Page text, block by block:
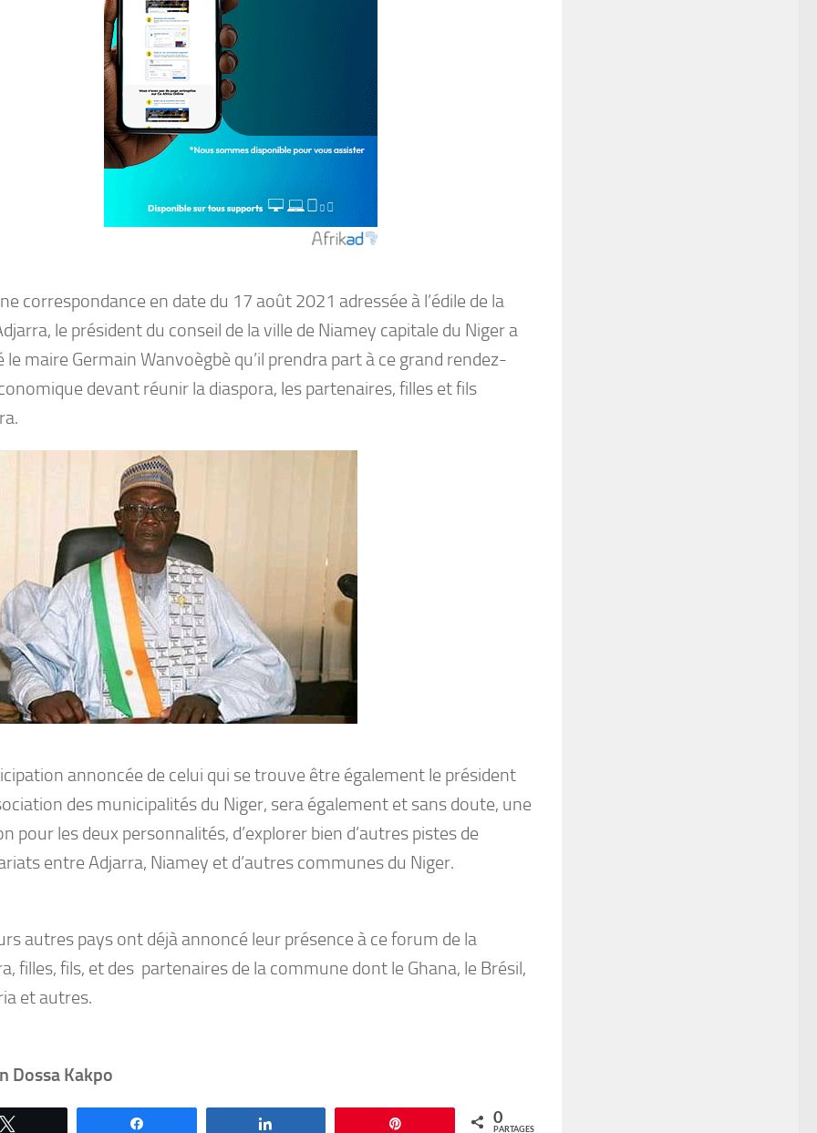
correspondance en date du 17 août 2021 adressée à l’édile de la
le président du conseil de la ville de Niamey capitale du Niger a
le maire Germain Wanvoègbè qu’il prendra part à ce grand rendez-
devant réunir la diaspora, les partenaires, filles et fils
annoncée de celui qui se trouve être également le président
des municipalités du Niger, sera également et sans doute, une
pour les deux personnalités, d’explorer bien d’autres pistes de
entre Adjarra, Niamey et d’autres communes du Niger.
autres pays ont déjà annoncé leur présence à ce forum de la
filles, fils, et des partenaires de la commune dont le Ghana, le Brésil,
et autres.
Dossa Kakpo
0
PARTAGES